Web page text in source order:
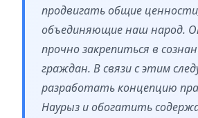
продвигать общие
объединяющие наш народ.
прочно закрепиться в
граждан. В связи с этим
разработать концепцию
Наурыз и обогатить